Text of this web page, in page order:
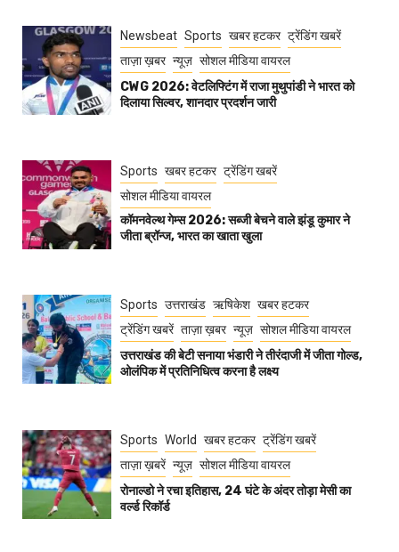
Newsbeat Sports खबर हटकर ट्रेंडिंग खबरें
ताज़ा ख़बर न्यूज़ सोशल मीडिया वायरल
CWG 2026: वेटलिफ्टिंग में राजा मुथुपांडी ने भारत को
दिलाया सिल्वर, शानदार प्रदर्शन जारी
Sports खबर हटकर ट्रेंडिंग खबरें
सोशल मीडिया वायरल
कॉमनवेल्थ गेम्स 2026: सब्जी बेचने वाले झंडू कुमार ने
जीता ब्रॉन्ज, भारत का खाता खुला
Sports उत्तराखंड ऋषिकेश खबर हटकर
ट्रेंडिंग खबरें ताज़ा ख़बर न्यूज़ सोशल मीडिया वायरल
उत्तराखंड की बेटी सनाया भंडारी ने तीरंदाजी में जीता गोल्ड,
ओलंपिक में प्रतिनिधित्व करना है लक्ष्य
Sports World खबर हटकर ट्रेंडिंग खबरें
ताज़ा ख़बरें न्यूज़ सोशल मीडिया वायरल
रोनाल्डो ने रचा इतिहास, 24 घंटे के अंदर तोड़ा मेसी का
वर्ल्ड रिकॉर्ड